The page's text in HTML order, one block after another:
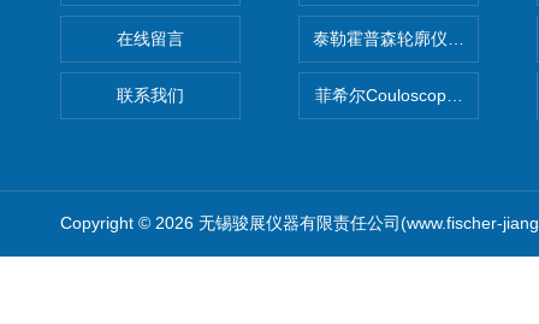
在线留言
联系我们
泰勒霍普森轮廓仪|TAYLOR
菲希尔Couloscope CMS2电
Copyright © 2026 无锡骏展仪器有限责任公司(www.fischer-